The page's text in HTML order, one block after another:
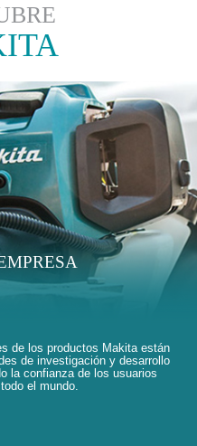
de los productos Makita están
de investigación y desarrollo
la confianza de los usuarios
el mundo.